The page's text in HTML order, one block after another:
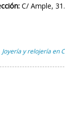
C/ Ample,
Joyería y relojería en